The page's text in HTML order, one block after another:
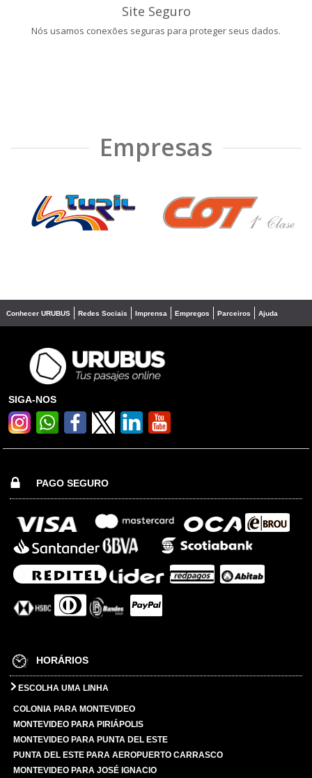
Site Seguro
Nós usamos conexões seguras para proteger seus dados.
Empresas
❮ ❯
Conhecer URUBUS Redes Sociais Imprensa Empregos Parceiros Ajuda
SIGA-NOS
PAGO SEGURO
HORÁRIOS
ESCOLHA UMA LINHA
COLONIA PARA MONTEVIDEO
MONTEVIDEO PARA PIRIÁPOLIS
MONTEVIDEO PARA PUNTA DEL ESTE
PUNTA DEL ESTE PARA AEROPUERTO CARRASCO
MONTEVIDEO PARA JOSÉ IGNACIO